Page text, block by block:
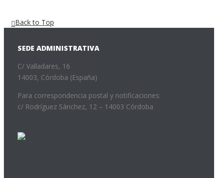
Back to Top
SEDE ADMINISTRATIVA
C/ Valladares, 16
14003, Córdoba (España)
Para correspondencia postal y notificaciones:
c/ Rodríguez Sánchez, 12 – 14003 Córdoba